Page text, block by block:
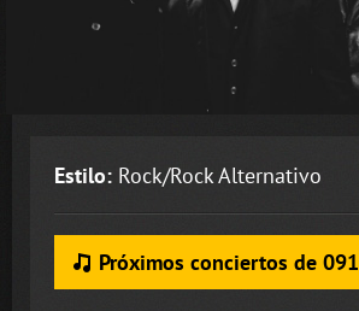
Estilo: Rock/Rock Alternativo
Próximos conciertos de 091